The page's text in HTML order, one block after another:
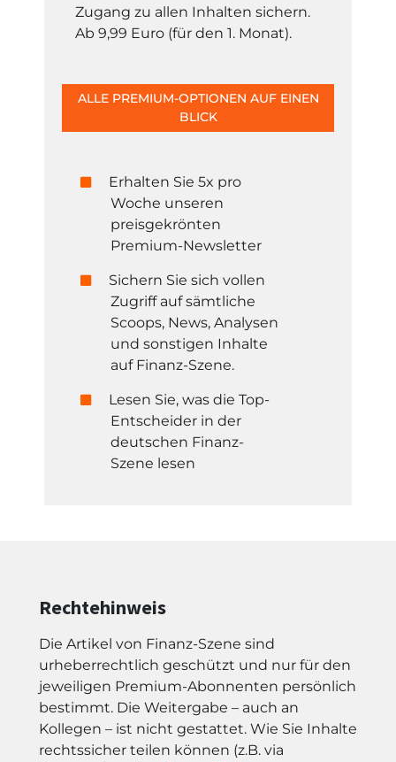
Zugang zu allen Inhalten sichern.
Ab 9,99 Euro (für den 1. Monat).
ALLE PREMIUM-OPTIONEN AUF EINEN
BLICK
Erhalten Sie 5x pro
Woche unseren
preisgekrönten
Premium-Newsletter
Sichern Sie sich vollen
Zugriff auf sämtliche
Scoops, News, Analysen
und sonstigen Inhalte
auf Finanz-Szene.
Lesen Sie, was die Top-
Entscheider in der
deutschen Finanz-
Szene lesen
Rechtehinweis
Die Artikel von Finanz-Szene sind
urheberrechtlich geschützt und nur für den
jeweiligen Premium-Abonnenten persönlich
bestimmt. Die Weitergabe – auch an
Kollegen – ist nicht gestattet. Wie Sie Inhalte
rechtssicher teilen können (z.B. via